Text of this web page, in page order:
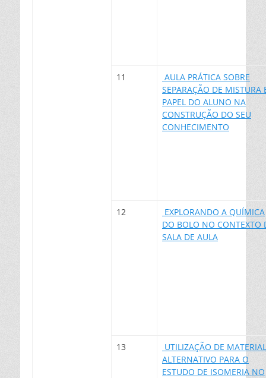
11
AULA PRÁTICA SOBRE
SEPARAÇÃO DE MISTURA
PAPEL DO ALUNO NA
CONSTRUÇÃO DO SEU
CONHECIMENTO
12
EXPLORANDO A QUÍMICA
DO BOLO NO CONTEXTO
SALA DE AULA
13
UTILIZAÇÃO DE MATERIAL
ALTERNATIVO PARA O
ESTUDO DE ISOMERIA NO